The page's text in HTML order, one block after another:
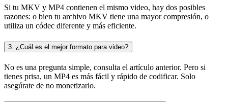
Si tu MKV y MP4 contienen el mismo video, hay dos posibles
razones: o bien tu archivo MKV tiene una mayor compresión, o
utiliza un códec diferente y más eficiente.
3. ¿Cuál es el mejor formato para video?
No es una pregunta simple, consulta el artículo anterior. Pero si
tienes prisa, un MP4 es más fácil y rápido de codificar. Solo
asegúrate de no monetizarlo.